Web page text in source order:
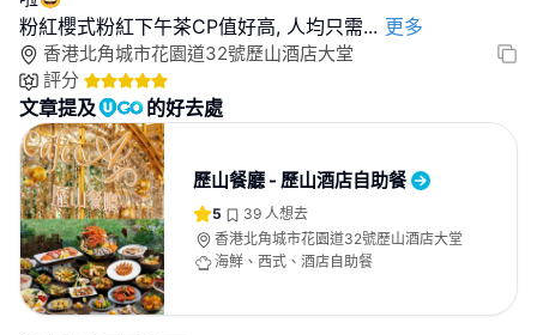
粉紅櫻式粉紅下午茶CP值好高, 人均只需... 更多
香港北角城市花園道32號歷山酒店大堂
評分
文章提及 的好去處
歷山餐廳 - 歷山酒店自助餐
5 39 人想去
香港北角城市花園道32號歷山酒店大堂
海鮮、西式、酒店自助餐